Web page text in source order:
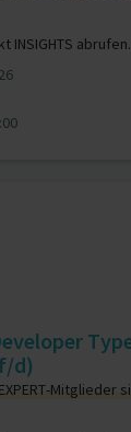
INSIGHTS abrufen.
d)
Mitglieder